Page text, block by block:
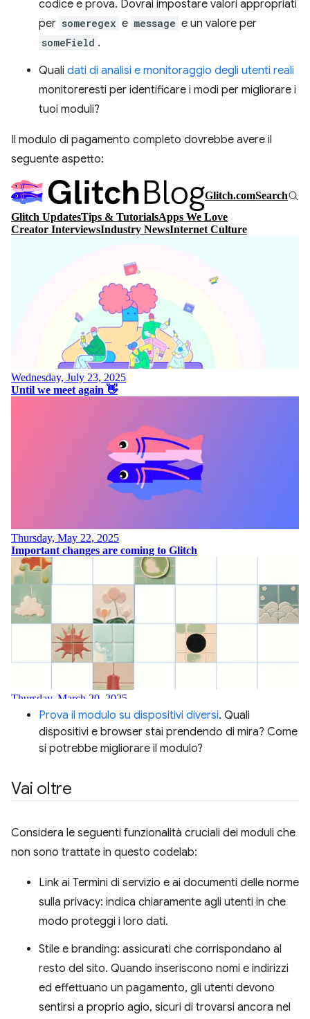
codice e prova. Dovrai impostare valori appropriati
per someregex e message e un valore per
someField .
Quali dati di analisi e monitoraggio degli utenti reali
monitoreresti per identificare i modi per migliorare i
tuoi moduli?
Il modulo di pagamento completo dovrebbe avere il
seguente aspetto:
Prova il modulo su dispositivi diversi. Quali
dispositivi e browser stai prendendo di mira? Come
si potrebbe migliorare il modulo?
Vai oltre
Considera le seguenti funzionalità cruciali dei moduli che
non sono trattate in questo codelab:
Link ai Termini di servizio e ai documenti delle norme
sulla privacy: indica chiaramente agli utenti in che
modo proteggi i loro dati.
Stile e branding: assicurati che corrispondano al
resto del sito. Quando inseriscono nomi e indirizzi
ed effettuano un pagamento, gli utenti devono
sentirsi a proprio agio, sicuri di trovarsi ancora nel